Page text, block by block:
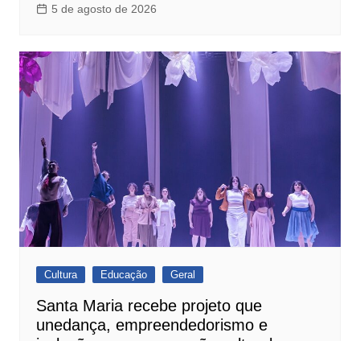
5 de agosto de 2026
Cultura Educação Geral
Santa Maria recebe projeto que
unedança, empreendedorismo e